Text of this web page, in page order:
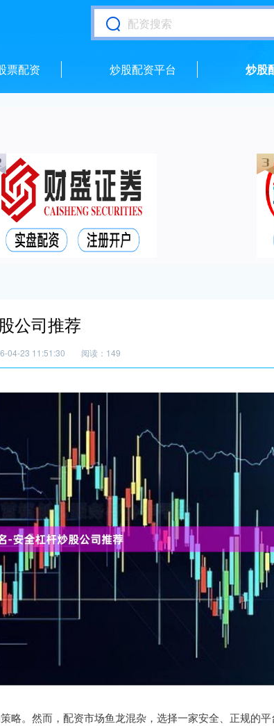
票配资 炒股配资平台 炒股
公司推荐
04-23 11:51:30 阅读：149
略。然而，配资市场鱼龙混杂，选择一家安全、正规的平